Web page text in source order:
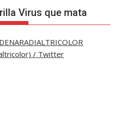
Virus que mata
/ Twitter